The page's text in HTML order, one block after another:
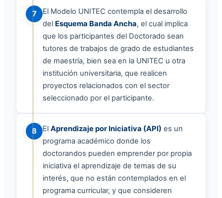
7
El Modelo UNITEC contempla el desarrollo
del Esquema Banda Ancha, el cual implica
que los participantes del Doctorado sean
tutores de trabajos de grado de estudiantes
de maestría, bien sea en la UNITEC u otra
institución universitaria, que realicen
proyectos relacionados con el sector
seleccionado por el participante.
8 ElAprendizaje por Iniciativa (API) es un
programa académico donde los
doctorandos pueden emprender por propia
iniciativa el aprendizaje de temas de su
interés, que no están contemplados en el
programa curricular, y que consideren